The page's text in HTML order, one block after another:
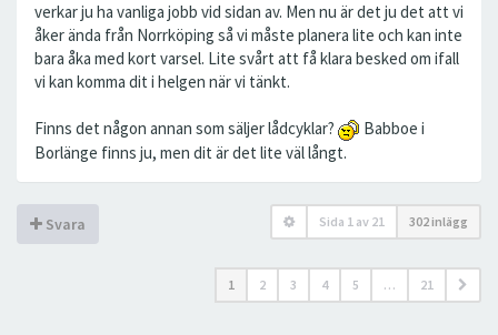
verkar ju ha vanliga jobb vid sidan av. Men nu är det ju det att vi
åker ända från Norrköping så vi måste planera lite och kan inte
bara åka med kort varsel. Lite svårt att få klara besked om ifall
vi kan komma dit i helgen när vi tänkt.
Finns det någon annan som säljer lådcyklar?
Babboe i
Borlänge finns ju, men dit är det lite väl långt.
Svara Sida 1 av 21 302 inlägg
1 2 3 4 5 … 21